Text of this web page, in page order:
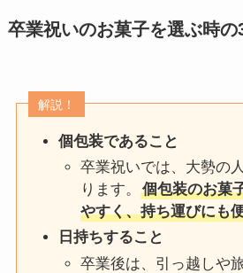
卒業祝いのお菓子を選ぶ時の
解説！
個包装であること
卒業祝いでは、大勢の
ります。個包装のお菓
やすく、持ち運びにも
日持ちすること
卒業後は、引っ越しや